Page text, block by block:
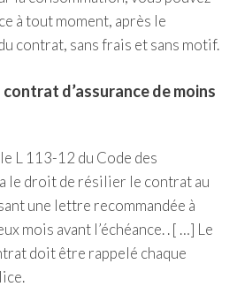
à tout moment, après le
contrat, sans frais et sans motif.
d’assurance de moins
L 113-12 du Code des
a le droit de résilier le contrat au
une lettre recommandée à
mois avant l’échéance. . [ …] Le
doit être rappelé chaque